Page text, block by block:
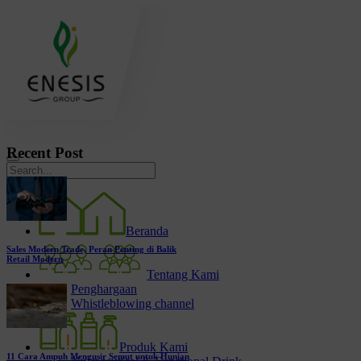
Beranda
Tentang Kami
Penghargaan
Whistleblowing channel
Produk Kami
Recent Post
Sales Modern Trade, Peran Penting di Balik
Retail Modern
11 Cara Ampuh Mengusir Semut untuk Hunian